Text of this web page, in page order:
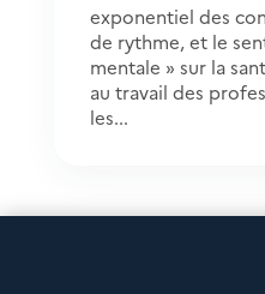
exponentiel des
de rythme, et le
mentale » sur la
au travail des
les...